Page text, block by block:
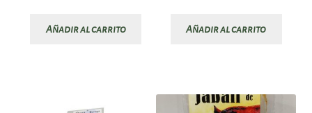
Añadir al carrito Añadir al carrito